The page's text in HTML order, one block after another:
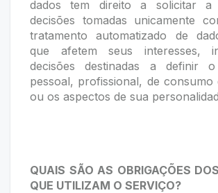
dados tem direito a solicitar a
decisões tomadas unicamente
tratamento automatizado de
que afetem seus interesses,
decisões destinadas a definir
pessoal, profissional, de consumo
ou os aspectos de sua
QUAIS SÃO AS OBRIGAÇÕES
QUE UTILIZAM O SERVIÇO?